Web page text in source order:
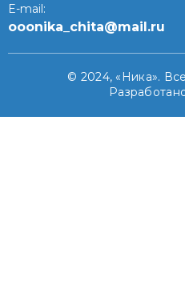
E-mail:
ooonika_chita@mail.ru
© 2024, «Ника».